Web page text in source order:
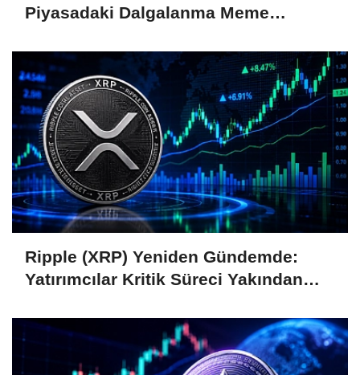
Piyasadaki Dalgalanma Meme
Ripple (XRP) Yeniden Gündemde:
Yatırımcılar Kritik Süreci Yakından